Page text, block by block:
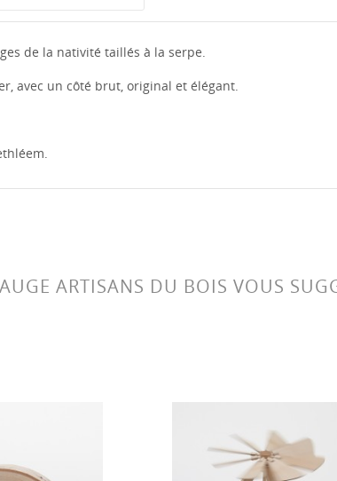
de la nativité taillés à la serpe.
avec un côté brut, original et élégant.
ARTISANS DU BOIS VOUS